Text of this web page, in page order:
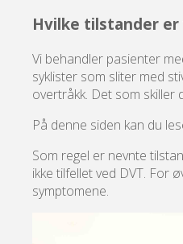
Hvilke tilstander er
Vi behandler pasienter
syklister som sliter med
overtråkk. Det som
På denne siden kan du
Som regel er nevnte
ikke tilfellet ved DVT. For
symptomene.